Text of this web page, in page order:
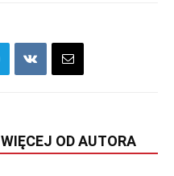
WIĘCEJ OD AUTORA